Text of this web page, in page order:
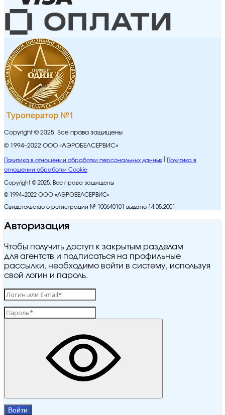
Copyright © 2025. Все права защищены
© 1994–2022 ООО «АЭРОБЕЛСЕРВИС»
Политика в отношении обработки персональных данных
Политика в
отношении обработки Cookie
Copyright © 2025. Все права защищены
© 1994–2022 ООО «АЭРОБЕЛСЕРВИС»
Свидетельство о регистрации № 100640101 выдано 14.05.2001
Авторизация
Чтобы получить доступ к закрытым разделам
для агентств и подписаться на профильные
рассылки, необходимо войти в систему, используя
свой логин и пароль.
Войти